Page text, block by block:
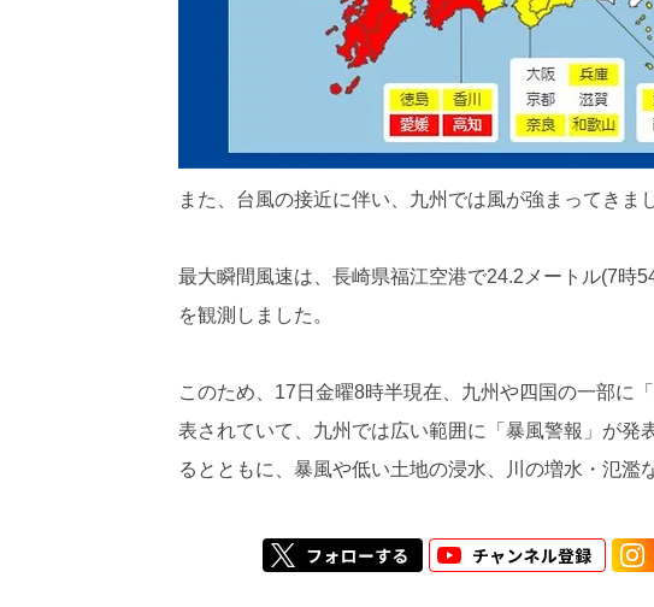
また、台風の接近に伴い、九州では風が強まってきま
最大瞬間風速は、長崎県福江空港で24.2メートル(7時
を観測しました。
このため、17日金曜8時半現在、九州や四国の一部に
表されていて、九州では広い範囲に「暴風警報」が発
るとともに、暴風や低い土地の浸水、川の増水・氾濫